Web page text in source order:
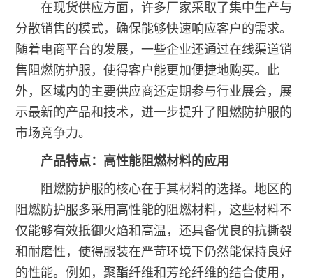
在现货供应方面，许多厂家采取了集中生产与
分散销售的模式，确保能够快速响应客户的需求。
随着电商平台的发展，一些企业还通过在线渠道销
售阻燃防护服，使得客户能更加便捷地购买。此
外，区域内的主要供应商还定期参与行业展会，展
示最新的产品和技术，进一步提升了阻燃防护服的
市场竞争力。
产品特点：高性能阻燃材料的应用
阻燃防护服的核心在于其材料的选择。地区的
阻燃防护服多采用高性能的阻燃材料，这些材料不
仅能够有效抵御火焰和高温，还具备优良的抗撕裂
和耐磨性，使得服装在严苛环境下仍然能保持良好
的性能。例如，聚酯纤维和芳纶纤维的结合使用，